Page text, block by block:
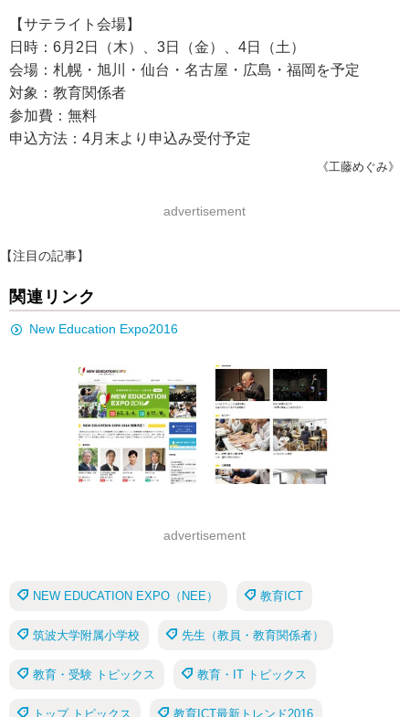
【サテライト会場】
日時：6月2日（木）、3日（金）、4日（土）
会場：札幌・旭川・仙台・名古屋・広島・福岡を予定
対象：教育関係者
参加費：無料
申込方法：4月末より申込み受付予定
《工藤めぐみ》
advertisement
【注目の記事】
関連リンク
New Education Expo2016
advertisement
NEW EDUCATION EXPO（NEE） 教育ICT
筑波大学附属小学校 先生（教員・教育関係者）
教育・受験 トピックス 教育・IT トピックス
トップ トピックス 教育ICT最新トレンド2016